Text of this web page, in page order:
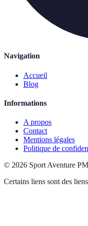
Navigation
Accueil
Blog
Informations
A propos
Contact
Mentions légales
Politique de
© 2026 Sport Aventure
Certains liens sont des